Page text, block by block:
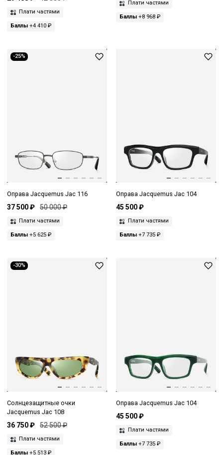
Плати частями
Баллы +4 410 ₽
Плати частями
Баллы+8 968 ₽
-25%
Оправа Jacquemus Jac 116
37 500 ₽ 50 000 ₽
Плати частями
Баллы +5 625 ₽
Оправа Jacquemus Jac 104
45 500 ₽
Плати частями
Баллы+7 735 ₽
-30%
Солнцезащитные очки
Jacquemus Jac 108
36 750 ₽ 52 500 ₽
Плати частями
Баллы +5 513 ₽
Оправа Jacquemus Jac 104
45 500 ₽
Плати частями
Баллы+7 735 ₽